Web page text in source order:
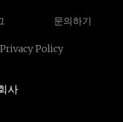
문의하기
Privacy Policy
사